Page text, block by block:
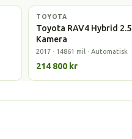
Hybrid
TOYOTA
Toyota RAV4 Hybrid
Kamera
2017 · 14861 mil · Automatisk
214 800 kr